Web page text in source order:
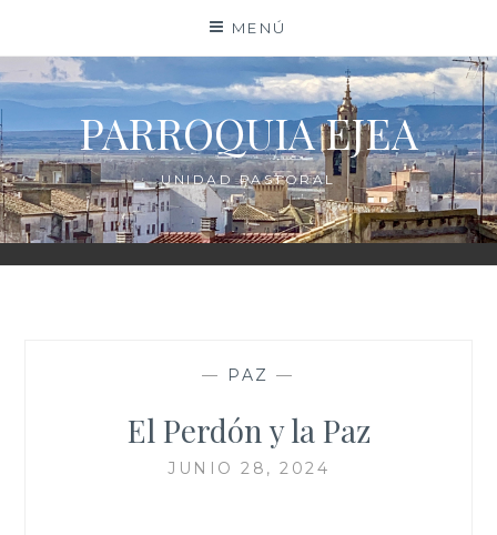
contenido
MENÚ
PARROQUIA EJEA
UNIDAD PASTORAL
— PAZ —
El Perdón y la Paz
JUNIO 28, 2024